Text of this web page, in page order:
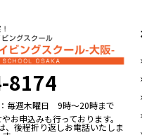
8174
：毎週木曜日 9時〜20時まで
お申込みも行っております。
、後程折り返しお電話いたしま